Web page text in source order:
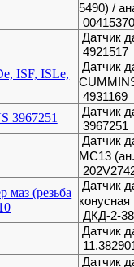
5490) /
Датчик
4921517
Датчик
4931169
Датчик
3967251
Датчик
MC13
Датчик
конусная
ДКД-2-
Датчик
Датчик